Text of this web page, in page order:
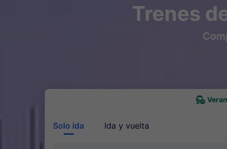
Trenes
Solo ida Ida y vuelta